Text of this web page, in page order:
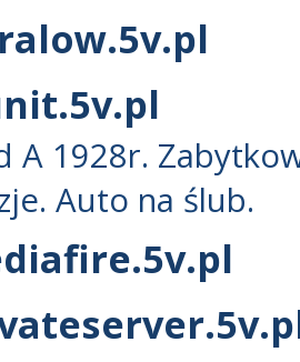
A 1928r.
Auto na ślub.